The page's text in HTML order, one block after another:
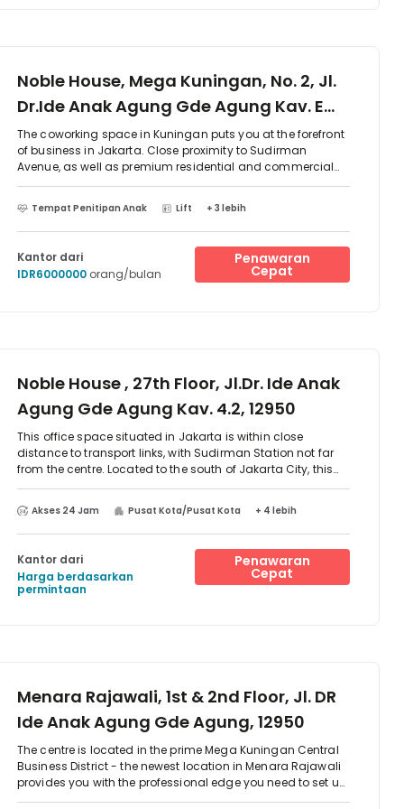
Noble House, Mega Kuningan, No. 2, Jl.
Dr.Ide Anak Agung Gde Agung Kav. E
4.2, 12950
The coworking space in Kuningan puts you at the forefront
of business in Jakarta. Close proximity to Sudirman
Avenue, as well as premium residential and commercial
centers, makes commuting simple. Plus, the surrounding
and engaged and they provide great access to all you
might need within your working week. Make your mark in
this lively hub of business, culture, and entertainment. You
can easily access the centre by bus at multiple
TransJakarta busway transport lines on Jl. HR Rasuna
Tempat Penitipan Anak Lift + 3 lebih
Kantor dari
IDR6000000 orang/bulan
Penawaran
Cepat
Noble House , 27th Floor, Jl.Dr. Ide Anak
Agung Gde Agung Kav. 4.2, 12950
This office space situated in Jakarta is within close
distance to transport links, with Sudirman Station not far
from the centre. Located to the south of Jakarta City, this
space is perfect for those tenants that would like to take
advantage of space just outside the city while still being
close enough to take advantage of all that Jakarta has to
offer.
Akses 24 Jam Pusat Kota/Pusat Kota + 4 lebih
Kantor dari
Harga berdasarkan
permintaan
Penawaran
Cepat
Menara Rajawali, 1st & 2nd Floor, Jl. DR
Ide Anak Agung Gde Agung, 12950
The centre is located in the prime Mega Kuningan Central
Business District - the newest location in Menara Rajawali
provides you with the professional edge you need to set up
shop. You'll only be minutes away from locations like Ritz-